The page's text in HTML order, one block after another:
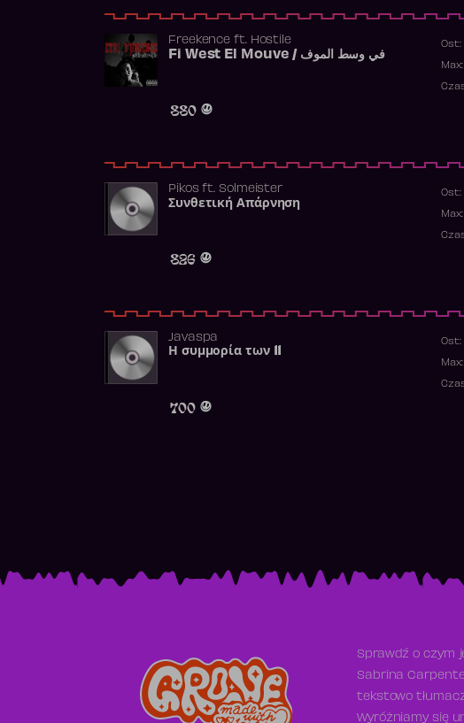
Freekence ft. Hostile
Fi West El Mouve / في وسط الموف
880
Ost:
Max:
Pikosft. Solmeister
Συνθετική Απάρνηση
826
Ost:
Max:
Javaspa
Η συμμορία των 11
700
Ost:
Max:
Sprawdź o czym
Sabrina
tekstowo
Wyróżniamy się